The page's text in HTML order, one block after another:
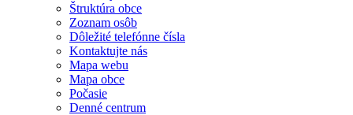
Štruktúra obce
Zoznam osôb
Dôležité telefónne čísla
Kontaktujte nás
Mapa webu
Mapa obce
Počasie
Denné centrum